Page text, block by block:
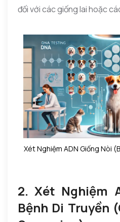
đối với các giống lai hoặc
Xét Nghiệm ADN Giống Nòi
2. Xét Nghiệm
Bệnh Di Truyền